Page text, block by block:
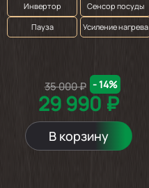
Инвертор
Сенсор посуды
Пауза
Усиление нагрева
29 990 ₽
35 000 ₽ - 14%
В корзину